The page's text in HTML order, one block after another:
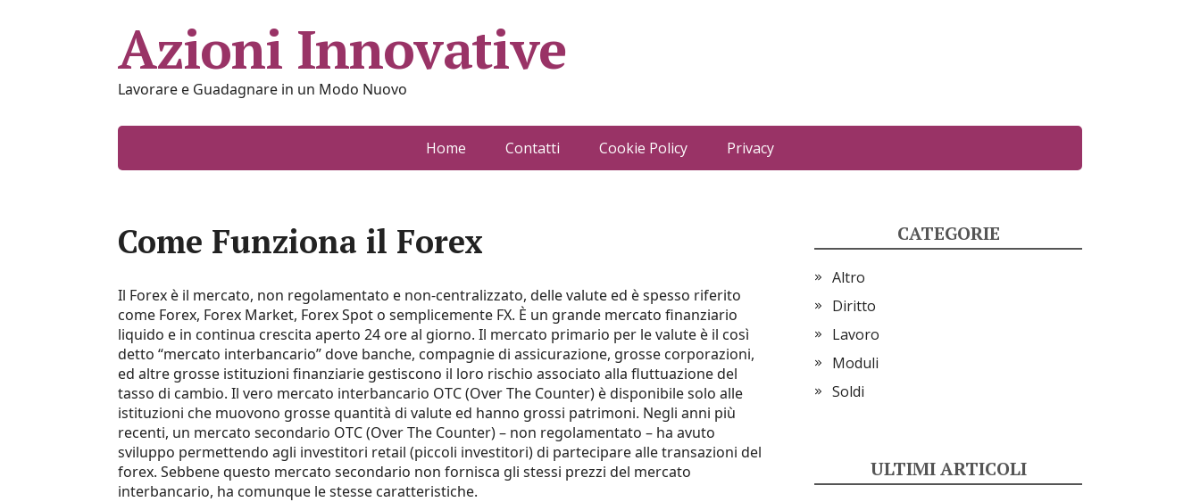
Azioni Innovative
Lavorare e Guadagnare in un Modo Nuovo
Home Contatti Cookie Policy Privacy
Come Funziona il Forex
Il Forex è il mercato, non regolamentato e non-centralizzato, delle valute ed è spesso riferito
come Forex, Forex Market, Forex Spot o semplicemente FX. È un grande mercato finanziario
liquido e in continua crescita aperto 24 ore al giorno. Il mercato primario per le valute è il così
detto “mercato interbancario” dove banche, compagnie di assicurazione, grosse corporazioni,
ed altre grosse istituzioni finanziarie gestiscono il loro rischio associato alla fluttuazione del
tasso di cambio. Il vero mercato interbancario OTC (Over The Counter) è disponibile solo alle
istituzioni che muovono grosse quantità di valute ed hanno grossi patrimoni. Negli anni più
recenti, un mercato secondario OTC (Over The Counter) – non regolamentato – ha avuto
sviluppo permettendo agli investitori retail (piccoli investitori) di partecipare alle transazioni del
forex. Sebbene questo mercato secondario non fornisca gli stessi prezzi del mercato
interbancario, ha comunque le stesse caratteristiche.
CATEGORIE
Altro
Diritto
Lavoro
Moduli
Soldi
ULTIMI ARTICOLI